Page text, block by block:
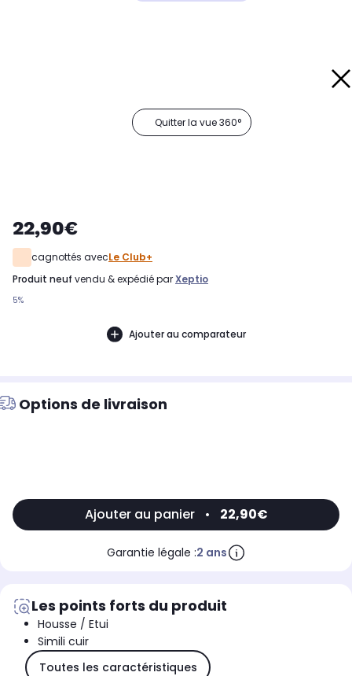
Quitter la vue 360°
22,90€
cagnottés avecLe Club+
produit neuf vendu & expédié parXeptio
5%
Ajouter au comparateur
Options de livraison
Ajouter au panier • 22,90€
Garantie légale :2 ans
Les points forts du produit
Housse / Etui
Simili cuir
Toutes les caractéristiques